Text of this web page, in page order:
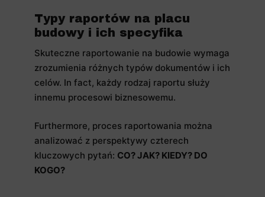
Typy raportów na placu
budowy i ich specyfika
Skuteczne raportowanie na budowie wymaga
zrozumienia różnych typów dokumentów i ich
celów. In fact, każdy rodzaj raportu służy
innemu procesowi biznesowemu.
Furthermore, proces raportowania można
analizować z perspektywy czterech
kluczowych pytań: CO? JAK? KIEDY? DO
KOGO?